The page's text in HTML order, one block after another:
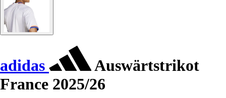
adidas
Auswärtstrikot
France 2025/26